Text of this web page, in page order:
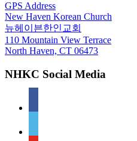
GPS Address
New Haven Korean Church
뉴헤이븐한인교회
110 Mountain View Terrace
North Haven, CT 06473
NHKC Social Media